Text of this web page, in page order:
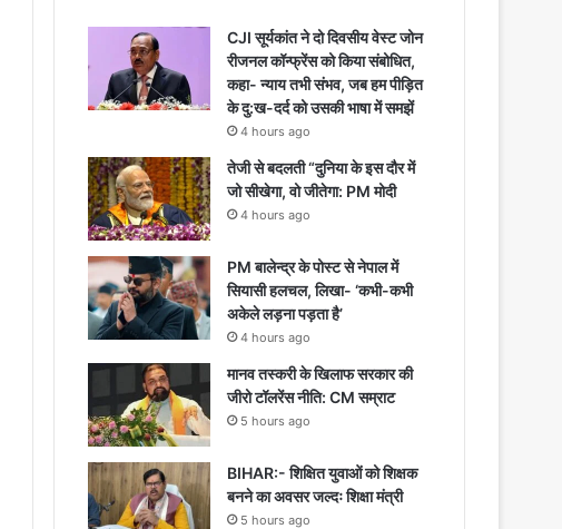
CJI सूर्यकांत ने दो दिवसीय वेस्ट जोन
रीजनल कॉन्फ्रेंस को किया संबोधित,
कहा- न्याय तभी संभव, जब हम पीड़ित
के दु:ख-दर्द को उसकी भाषा में समझें
4 hours ago
तेजी से बदलती “दुनिया के इस दौर में
जो सीखेगा, वो जीतेगा: PM मोदी
4 hours ago
PM बालेन्द्र के पोस्ट से नेपाल में
सियासी हलचल, लिखा- ‘कभी-कभी
अकेले लड़ना पड़ता है’
4 hours ago
मानव तस्करी के खिलाफ सरकार की
जीरो टॉलरेंस नीति: CM सम्राट
5 hours ago
BIHAR:- शिक्षित युवाओं को शिक्षक
बनने का अवसर जल्दः शिक्षा मंत्री
5 hours ago